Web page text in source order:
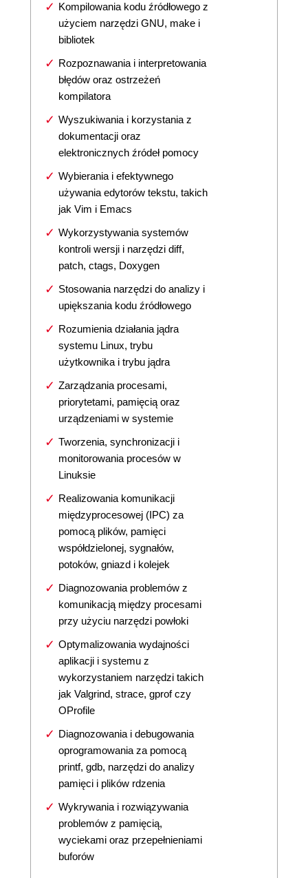
Kompilowania kodu źródłowego z
użyciem narzędzi GNU, make i
bibliotek
Rozpoznawania i interpretowania
błędów oraz ostrzeżeń
kompilatora
Wyszukiwania i korzystania z
dokumentacji oraz
elektronicznych źródeł pomocy
Wybierania i efektywnego
używania edytorów tekstu, takich
jak Vim i Emacs
Wykorzystywania systemów
kontroli wersji i narzędzi diff,
patch, ctags, Doxygen
Stosowania narzędzi do analizy i
upiększania kodu źródłowego
Rozumienia działania jądra
systemu Linux, trybu
użytkownika i trybu jądra
Zarządzania procesami,
priorytetami, pamięcią oraz
urządzeniami w systemie
Tworzenia, synchronizacji i
monitorowania procesów w
Linuksie
Realizowania komunikacji
międzyprocesowej (IPC) za
pomocą plików, pamięci
współdzielonej, sygnałów,
potoków, gniazd i kolejek
Diagnozowania problemów z
komunikacją między procesami
przy użyciu narzędzi powłoki
Optymalizowania wydajności
aplikacji i systemu z
wykorzystaniem narzędzi takich
jak Valgrind, strace, gprof czy
OProfile
Diagnozowania i debugowania
oprogramowania za pomocą
printf, gdb, narzędzi do analizy
pamięci i plików rdzenia
Wykrywania i rozwiązywania
problemów z pamięcią,
wyciekami oraz przepełnieniami
buforów